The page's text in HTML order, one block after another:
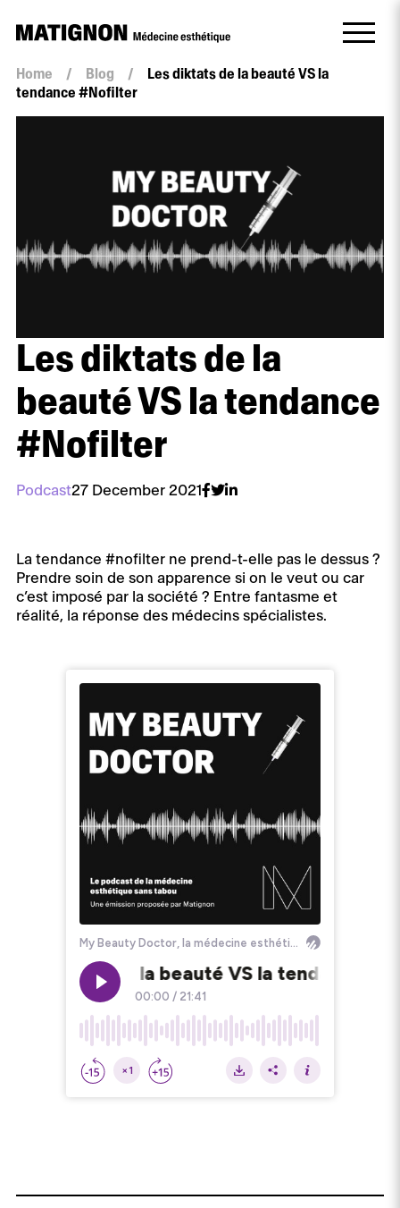
Home / Blog /
Les diktats de la beauté VS la
tendance #Nofilter
Les diktats de la
beauté VS la tendance
#Nofilter
Podcast27 December 2021
La tendance #nofilter ne prend-t-elle pas le dessus ?
Prendre soin de son apparence si on le veut ou car
c’est imposé par la société ? Entre fantasme et
réalité, la réponse des médecins spécialistes.